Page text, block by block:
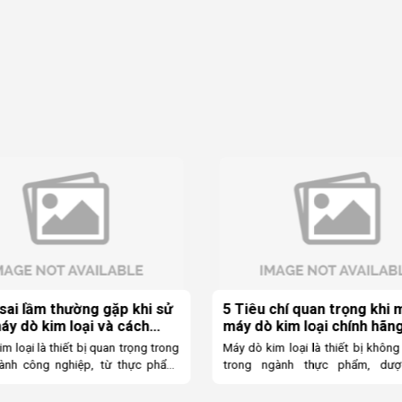
quan trọng khi mua
kim loại chính hãng
Intec
loại là thiết bị không thể thiếu
thực phẩm, dược phẩm,
Minebea Intec nâng cấp
cân chống cháy nổ
Trong các ngành công nghiệp
chất, dầu khí hay chế biến thực